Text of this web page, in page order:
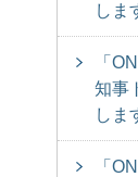
しま
「
知事
しま
「